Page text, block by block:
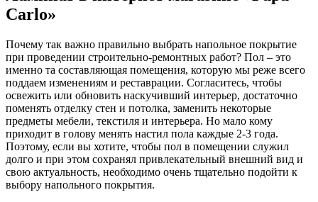
Carlo»
Почему так важно правильно выбрать напольное покрытие
при проведении строительно-ремонтных работ? Пол – это
именно та составляющая помещения, которую мы реже всего
поддаем изменениям и реставрации. Согласитесь, чтобы
освежить или обновить наскучивший интерьер, достаточно
поменять отделку стен и потолка, заменить некоторые
предметы мебели, текстиля и интерьера. Но мало кому
приходит в голову менять настил пола каждые 2-3 года.
Поэтому, если вы хотите, чтобы пол в помещении служил
долго и при этом сохранял привлекательный внешний вид и
свою актуальность, необходимо очень тщательно подойти к
выбору напольного покрытия.